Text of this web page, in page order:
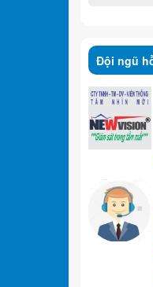
Đội ngũ